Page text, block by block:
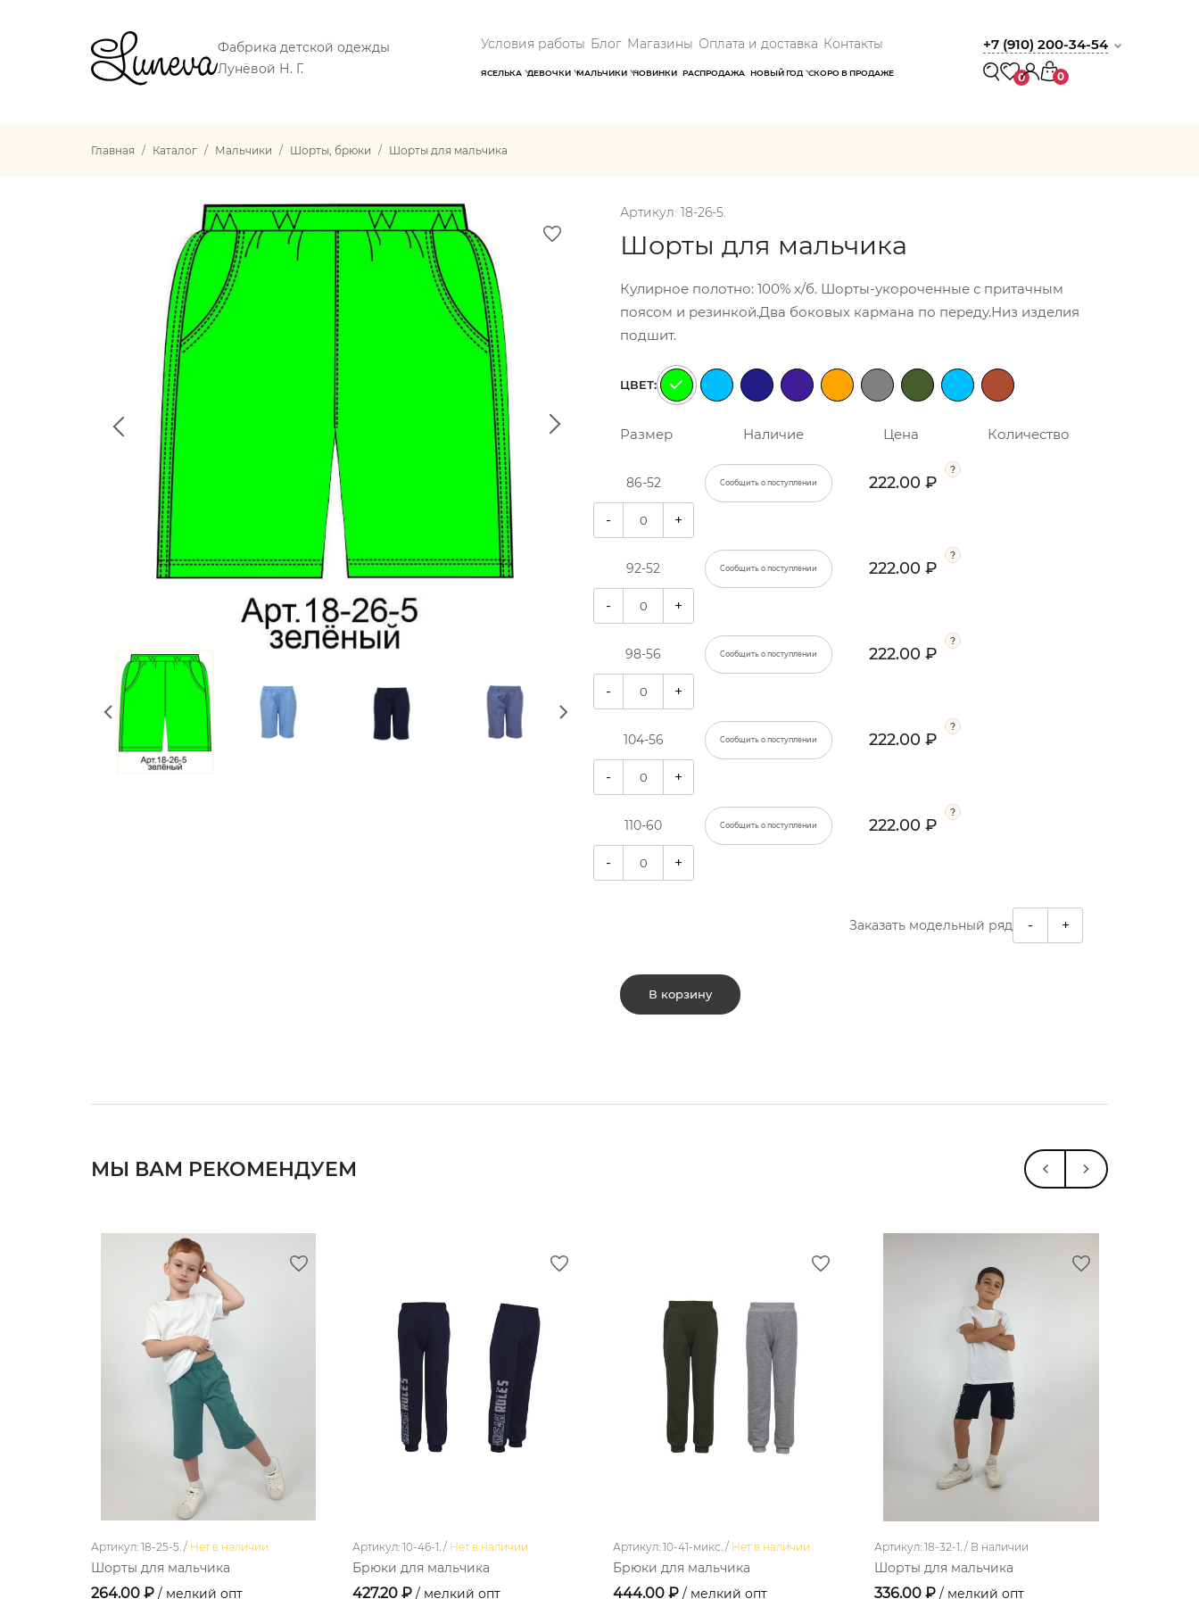
Фабрика детской одежды
Лунёвой Н. Г.
Условия работы Блог Магазины Оплата и доставка Контакты
ЯСЕЛЬКА ДЕВОЧКИ МАЛЬЧИКИ НОВИНКИ РАСПРОДАЖА НОВЫЙ ГОД СКОРО В ПРОДАЖЕ
+7 (910) 200-34-54
0 0
Главная Каталог Мальчики Шорты, брюки Шорты для мальчика
Артикул: 18-26-5.
Шорты для мальчика
Кулирное полотно: 100% х/б. Шорты-укороченные с притачным
поясом и резинкой.Два боковых кармана по переду.Низ изделия
подшит.
ЦВЕТ:
Размер Наличие Цена Количество
86-52 Сообщить о поступлении 222.00 ₽
- +
92-52 Сообщить о поступлении 222.00 ₽
- +
98-56 Сообщить о поступлении 222.00 ₽
- +
104-56 Сообщить о поступлении 222.00 ₽
- +
110-60 Сообщить о поступлении 222.00 ₽
- +
Заказать модельный ряд - +
В корзину
МЫ ВАМ РЕКОМЕНДУЕМ
Артикул: 18-25-5. / Нет в наличии
Шорты для мальчика
264.00 ₽ / мелкий опт
Артикул: 10-46-1. / Нет в наличии
Брюки для мальчика
427.20 ₽ / мелкий опт
Артикул: 10-41-микс. / Нет в наличии
Брюки для мальчика
444.00 ₽ / мелкий опт
Артикул: 18-32-1. / В наличии
Шорты для мальчика
336.00 ₽ / мелкий опт